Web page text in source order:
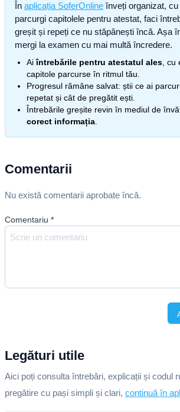
În aplicația SoferOnline înveți organizat,
parcurgi capitolele pentru atestat, faci
greșit și repeți ce nu stăpânești încă. Așa
mergi la examen cu mai multă încredere.
Aiîntrebările pentru atestatul ales ,
capitole parcurse în ritmul tău.
Progresul rămâne salvat: știi ce ai
repetat și cât de pregătit ești.
Întrebările greșite revin în mediul de
corect informația
Comentarii
Nu există comentarii aprobate încă.
Comentariu *
Legături utile
Aici poți consulta întrebări, explicații și codul
pregătire cu pași simpli și clari, continuă în